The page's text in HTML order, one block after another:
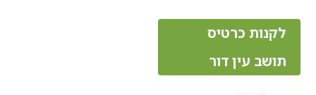
כרטיס
עין דור